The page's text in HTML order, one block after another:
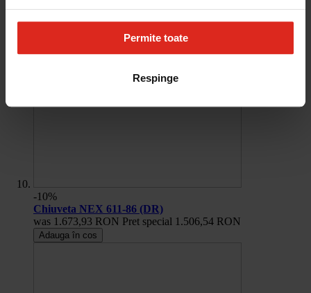
Permite toate
Respinge
-10%
Chiuveta NEX 611-86 (DR)
was 1.673,93 RON Pret special 1.506,54 RON
Adauga în cos